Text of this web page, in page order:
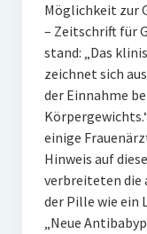
Möglichkeit zur
– Zeitschrift für
stand: „Das
zeichnet sich
der Einnahme
einige
Hinweis auf
verbreiteten
der Pille wie ein
„Neue